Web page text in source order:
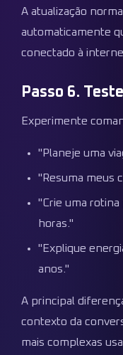
A atualização
automaticamente
conectado à
Passo 6. Teste
Experimente
"Planeje uma
"Resuma meus
"Crie uma rotina
horas."
"Explique
anos."
A principal
contexto da
mais complexas